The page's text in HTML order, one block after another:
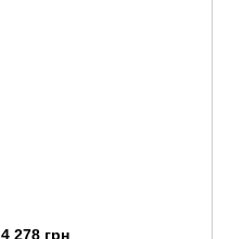
4 278 грн